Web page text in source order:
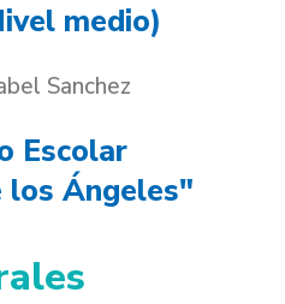
medio)
Sanchez
Escolar
los Ángeles"